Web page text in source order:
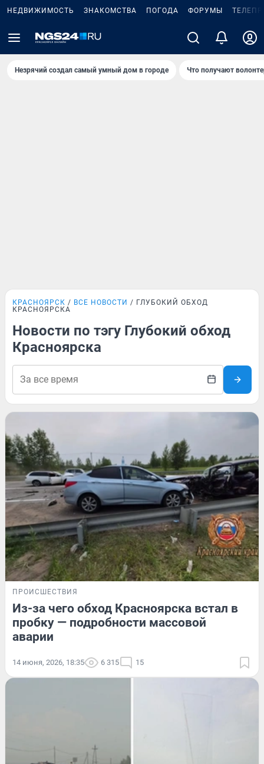
НЕДВИЖИМОСТЬ ЗНАКОМСТВА ПОГОДА ФОРУМЫ
Незрячий создал самый умный дом в городе Что получают
КРАСНОЯРСК ВСЕ НОВОСТИ
ГЛУБОКИЙ ОБХОД
КРАСНОЯРСКА
Новости по тэгу Глубокий обход
Красноярска
ПРОИСШЕСТВИЯ
Из-за чего обход Красноярска встал в
пробку — подробности массовой
аварии
14 июня, 2026, 18:35 6 315 15